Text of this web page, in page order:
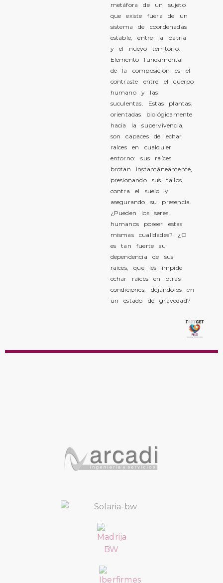
metáfora de un sujeto
que existe fuera de un
sistema de coordenadas
estable, entre la patria
y el nuevo territorio.
Elemento fundamental
de la composición es el
contraste entre el cuerpo
humano y las
suculentas. Estas plantas,
orientadas biológicamente
hacia la supervivencia,
son capaces de echar
raíces en cualquier
entorno: sus raíces
brotan instantáneamente,
presionando sus tallos
contra el suelo y
asegurando su presencia.
¿Pueden los seres
humanos poseer estas
mismas cualidades? ¿O
es tan fuerte su
dependencia de sus
raíces, que les impide
echar raíces en otras
condiciones, dejándolos en
un estado de gravedad?